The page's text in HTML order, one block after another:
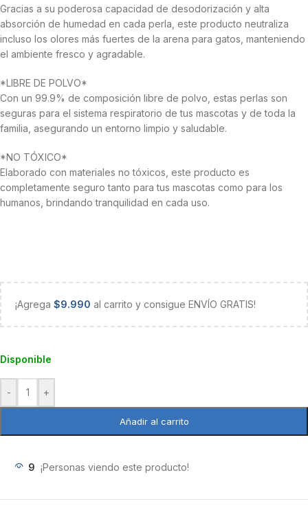
Gracias a su poderosa capacidad de desodorización y alta
absorción de humedad en cada perla, este producto neutraliza
incluso los olores más fuertes de la arena para gatos, manteniendo
el ambiente fresco y agradable.
*LIBRE DE POLVO*
Con un 99.9% de composición libre de polvo, estas perlas son
seguras para el sistema respiratorio de tus mascotas y de toda la
familia, asegurando un entorno limpio y saludable.
*NO TÓXICO*
Elaborado con materiales no tóxicos, este producto es
completamente seguro tanto para tus mascotas como para los
humanos, brindando tranquilidad en cada uso.
¡Agrega $9.990 al carrito y consigue ENVÍO GRATIS!
Disponible
- +
Añadir al carrito
9 ¡Personas viendo este producto!